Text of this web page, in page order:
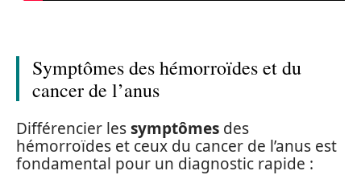
Symptômes des hémorroïdes et du
cancer de l’anus
Différencier lessymptômes des
hémorroïdes et ceux du cancer de l’anus est
fondamental pour un diagnostic rapide :